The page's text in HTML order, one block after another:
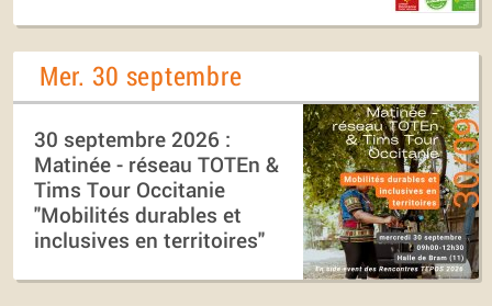
Mer. 30 septembre
30 septembre 2026 :
Matinée - réseau TOTEn &
Tims Tour Occitanie
"Mobilités durables et
inclusives en territoires"